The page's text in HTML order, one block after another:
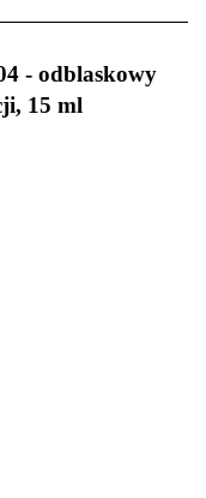
- odblaskowy
15 ml